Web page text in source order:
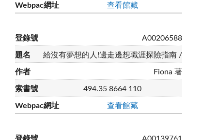
查看館藏
A00206588
給沒有夢想的人!邊走邊想職涯探險指南 /
Fiona 著
494.35 8664 110
查看館藏
A00139761